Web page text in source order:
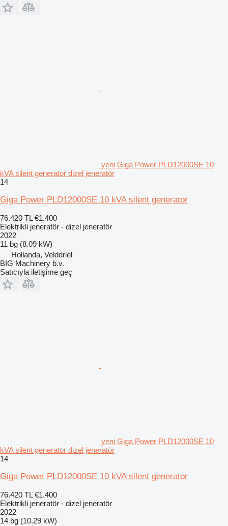
yeni Giga Power PLD12000SE 10
kVA silent generator dizel jeneratör
14
Giga Power PLD12000SE 10 kVA silent generator
76.420 TL €1.400
Elektrikli jeneratör - dizel jeneratör
2022
11 bg (8.09 kW)
Hollanda, Velddriel
BIG Machinery b.v.
Satıcıyla iletişime geç
yeni Giga Power PLD12000SE 10
kVA silent generator dizel jeneratör
14
Giga Power PLD12000SE 10 kVA silent generator
76.420 TL €1.400
Elektrikli jeneratör - dizel jeneratör
2022
14 bg (10.29 kW)